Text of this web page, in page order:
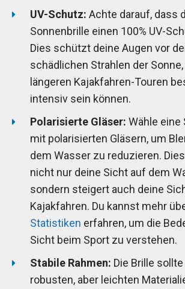
UV-Schutz: Achte darauf, dass
Sonnenbrille einen 100% UV-
Dies schützt deine Augen vor
schädlichen Strahlen der
längeren Kajakfahren-Touren
intensiv sein können.
Polarisierte Gläser: Wähle eine
mit polarisierten Gläsern, um
dem Wasser zu reduzieren.
nicht nur deine Sicht auf dem
sondern steigert auch deine
Kajakfahren. Du kannst mehr
Statistiken erfahren, um die
Sicht beim Sport zu verstehen.
Stabile Rahmen: Die Brille
robusten, aber leichten